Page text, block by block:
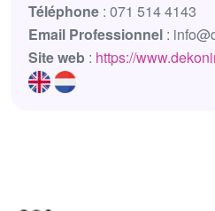
Téléphone : 071 514 4143
Email Professionnel :
Site web : https://